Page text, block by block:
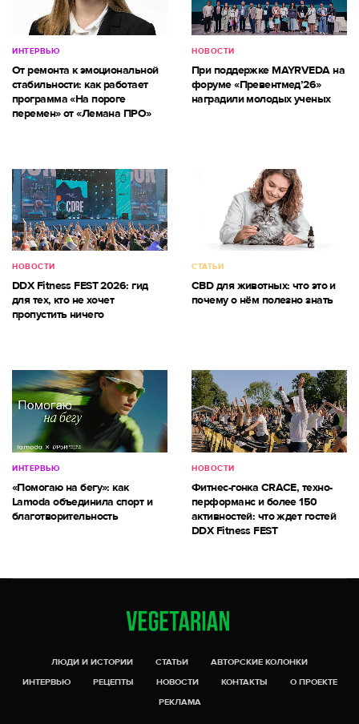
ИНТЕРВЬЮ
От ремонта к эмоциональной
стабильности: как работает
программа «На пороге
перемен» от «Лемана ПРО»
НОВОСТИ
При поддержке MAYRVEDA на
форуме «Превентмед’26»
наградили молодых ученых
НОВОСТИ
DDX Fitness FEST 2026: гид
для тех, кто не хочет
пропустить ничего
СТАТЬИ
CBD для животных: что это и
почему о нём полезно знать
ИНТЕРВЬЮ
«Помогаю на бегу»: как
Lamoda объединила спорт и
благотворительность
НОВОСТИ
Фитнес-гонка CRACE, техно-
перформанс и более 150
активностей: что ждет гостей
DDX Fitness FEST
ЛЮДИ И ИСТОРИИ СТАТЬИ
АВТОРСКИЕ КОЛОНКИ
ИНТЕРВЬЮ
РЕЦЕПТЫ НОВОСТИ КОНТАКТЫ
О ПРОЕКТЕ
РЕКЛАМА